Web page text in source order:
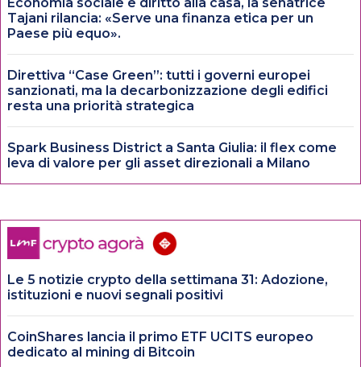
Tajani rilancia: «Serve una finanza etica per un
Paese più equo».
Direttiva “Case Green”: tutti i governi europei
sanzionati, ma la decarbonizzazione degli edifici
resta una priorità strategica
Spark Business District a Santa Giulia: il flex come
leva di valore per gli asset direzionali a Milano
Le 5 notizie crypto della settimana 31: Adozione,
istituzioni e nuovi segnali positivi
CoinShares lancia il primo ETF UCITS europeo
dedicato al mining di Bitcoin